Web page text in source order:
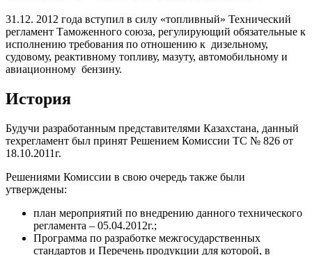
31.12. 2012 года вступил в силу «топливный» Технический
регламент Таможенного союза, регулирующий обязательные к
исполнению требования по отношению к дизельному,
судовому, реактивному топливу, мазуту, автомобильному и
авиационному бензину.
История
Будучи разработанным представителями Казахстана, данный
техрегламент был принят Решением Комиссии ТС № 826 от
18.10.2011г.
Решениями Комиссии в свою очередь также были
утверждены:
план мероприятий по внедрению данного технического
регламента – 05.04.2012г.;
Программа по разработке межгосударственных
стандартов и Перечень продукции для которой, в